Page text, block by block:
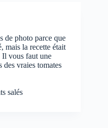
de photo parce que
mais la recette était
Il vous faut une
des vraies tomates
salés